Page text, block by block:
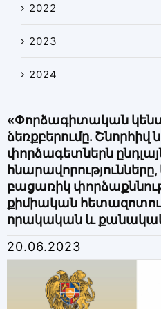
2022
2023
2024
«Փորձագիտական
ձեռքբերումը. Շնորհիվ
փորձագետներն
բացառիկ
քիմիական
որակական և
20.06.2023